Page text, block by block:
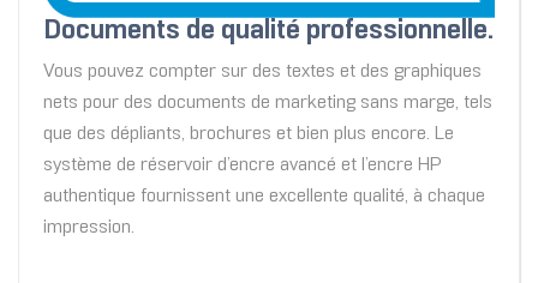
Documents de qualité professionnelle.
Vous pouvez compter sur des textes et des graphiques
nets pour des documents de marketing sans marge, tels
que des dépliants, brochures et bien plus encore. Le
système de réservoir d’encre avancé et l’encre HP
authentique fournissent une excellente qualité, à chaque
impression.